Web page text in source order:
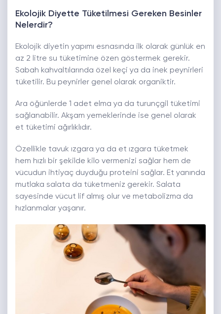
Ekolojik Diyette Tüketilmesi Gereken Besinler
Nelerdir?
Ekolojik diyetin yapımı esnasında ilk olarak günlük en
az 2 litre su tüketimine özen göstermek gerekir.
Sabah kahvaltılarında özel keçi ya da inek peynirleri
tüketilir. Bu peynirler genel olarak organiktir.
Ara öğünlerde 1 adet elma ya da turunçgil tüketimi
sağlanabilir. Akşam yemeklerinde ise genel olarak
et tüketimi ağırlıklıdır.
Özellikle tavuk ızgara ya da et ızgara tüketmek
hem hızlı bir şekilde kilo vermenizi sağlar hem de
vücudun ihtiyaç duyduğu proteini sağlar. Et yanında
mutlaka salata da tüketmeniz gerekir. Salata
sayesinde vücut lif almış olur ve metabolizma da
hızlanmalar yaşanır.